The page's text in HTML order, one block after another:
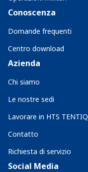
Conoscenza
Domande frequenti
Centro download
Azienda
Chi siamo
Le nostre sedi
Lavorare in HTS TENTIQ
Contatto
Richiesta di servizio
Social Media